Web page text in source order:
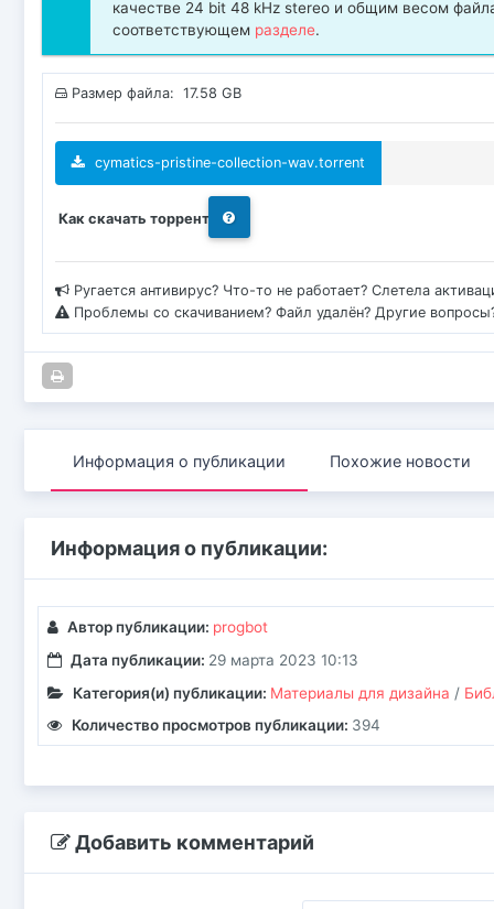
качестве 24 bit 48 kHz stereo и общим весом
соответствующем разделе.
Размер файла: 17.58 GB
cymatics-pristine-collection-wav.torrent
Как скачать торрент
Ругается антивирус? Что-то не работает? Слетела
Проблемы со скачиванием? Файл удалён? Другие
Информация о публикации Похожие новости
Информация о публикации:
Автор публикации: progbot
Дата публикации: 29 марта 2023 10:13
Категория(и) публикации: Материалы для дизайна /
Количество просмотров публикации: 394
Добавить комментарий